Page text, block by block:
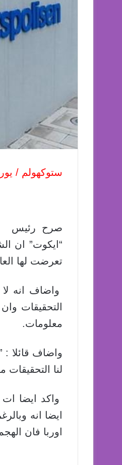
ستوكهولم /
“ايكوت” ان
تعرضت لها
واضاف انه
التحقيقات
معلومات.
واضاف قائلا :
لنا
واكد ايضا
ايضا انه
اوربا فان